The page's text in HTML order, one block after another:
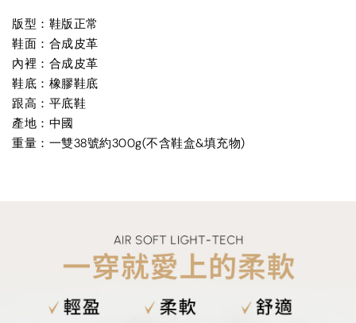
版型：鞋版正常
鞋面：合成皮革
內裡：合成皮革
鞋底：橡膠鞋底
跟高：平底鞋
產地：中國
重量：一雙38號約300g(不含鞋盒&填充物)